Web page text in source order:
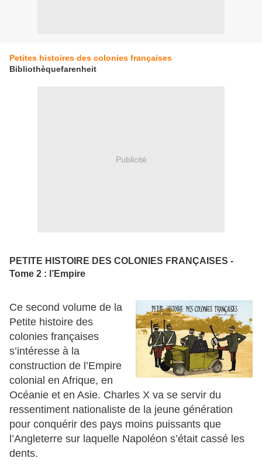
Petites histoires des colonies françaises
Bibliothèquefarenheit
Publicité
PETITE HISTOIRE DES COLONIES FRANÇAISES -
Tome 2 : l’Empire
Ce second volume de la
Petite histoire des
colonies françaises
s’intéresse à la
construction de l’Empire
colonial en Afrique, en
Océanie et en Asie. Charles X va se servir du
ressentiment nationaliste de la jeune génération
pour conquérir des pays moins puissants que
l’Angleterre sur laquelle Napoléon s’était cassé les
dents.